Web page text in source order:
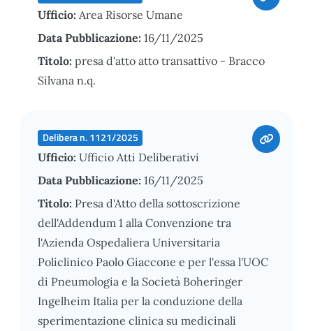
Ufficio: Area Risorse Umane
Data Pubblicazione: 16/11/2025
Titolo: presa d'atto atto transattivo - Bracco
Silvana n.q.
Delibera n. 1121/2025
Ufficio: Ufficio Atti Deliberativi
Data Pubblicazione: 16/11/2025
Titolo: Presa d'Atto della sottoscrizione
dell'Addendum 1 alla Convenzione tra
l'Azienda Ospedaliera Universitaria
Policlinico Paolo Giaccone e per l'essa l'UOC
di Pneumologia e la Società Boheringer
Ingelheim Italia per la conduzione della
sperimentazione clinica su medicinali